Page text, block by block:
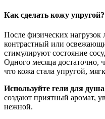
Как сделать кожу
После физических
контрастный или
стимулируют состояние
Одного месяца достаточно,
что кожа стала упругой,
Используйте гели для
создают приятный аромат,
нежной.